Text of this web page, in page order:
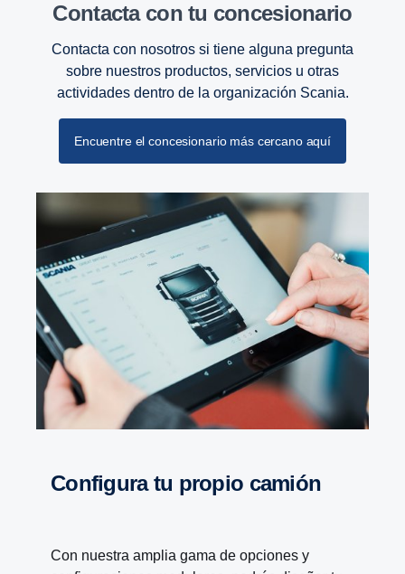
actualizado y mejorado y ahora puede ofrecer un
transmisión inferior a 600 rpm.
se presenta un nuevo programa de toma de fuerza
Contacta con tu conce­sio­nario
Contacta con nosotros si tiene alguna pregunta
sobre nuestros productos, servicios u otras
actividades dentro de la organización Scania.
Encuentre el concesionario más cercano aquí
Confi­gura tu propio camión
Con nuestra amplia gama de opciones y